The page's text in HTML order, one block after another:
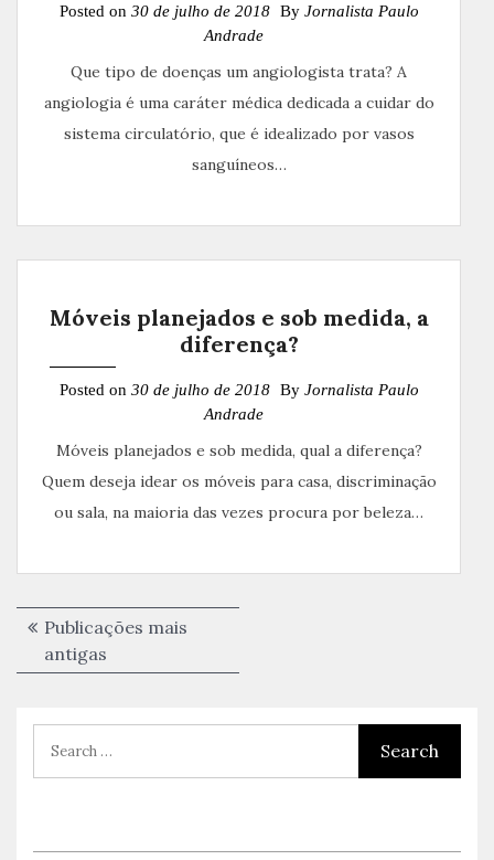
Posted on 30 de julho de 2018 By Jornalista Paulo
Andrade
Que tipo de doenças um angiologista trata? A
angiologia é uma caráter médica dedicada a cuidar do
sistema circulatório, que é idealizado por vasos
sanguíneos…
Móveis planejados e sob medida, a
diferença?
Posted on 30 de julho de 2018 By Jornalista Paulo
Andrade
Móveis planejados e sob medida, qual a diferença?
Quem deseja idear os móveis para casa, discriminação
ou sala, na maioria das vezes procura por beleza…
Navegação
por
Publicações mais
antigas